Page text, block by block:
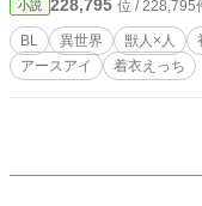
小説 228,795 位 / 228,795
BL 異世界 獣人×人
アースアイ
着衣えっち